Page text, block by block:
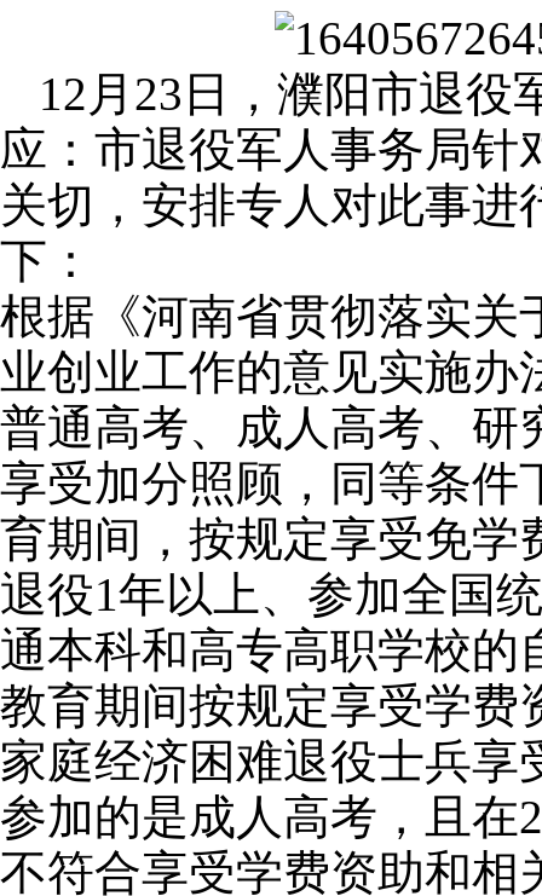
12月23日，濮阳市退役
应：市退役军人事务局
关切，安排专人对此事
下：
根据《河南省贯彻落实关
业创业工作的意见实施
普通高考、成人高考、研
享受加分照顾，同等条件
育期间，按规定享受免学
退役1年以上、参加全国
通本科和高专高职学校的
教育期间按规定享受学费
家庭经济困难退役士兵
参加的是成人高考，且在
不符合享受学费资助和相